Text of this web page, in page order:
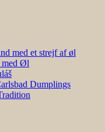
med et strejf af øl
med Øl
Dumplings